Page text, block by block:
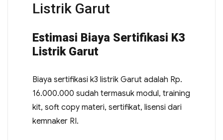
Listrik Garut
Estimasi Biaya Sertifikasi K3
Listrik Garut
Biaya sertifikasi k3 listrik Garut adalah Rp.
16.000.000 sudah termasuk modul, training
kit, soft copy materi, sertifikat, lisensi dari
kemnaker RI.